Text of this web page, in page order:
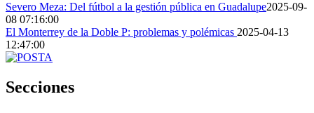
Severo Meza: Del fútbol a la gestión pública en Guadalupe2025-09-
08 07:16:00
El Monterrey de la Doble P: problemas y polémicas 2025-04-13
12:47:00
Secciones